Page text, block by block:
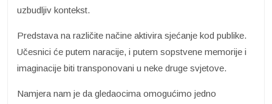
uzbudljiv kontekst.
Predstava na različite načine aktivira sjećanje kod publike.
Učesnici će putem naracije, i putem sopstvene memorije i
imaginacije biti transponovani u neke druge svjetove.
Namjera nam je da gledaocima omogućimo jedno